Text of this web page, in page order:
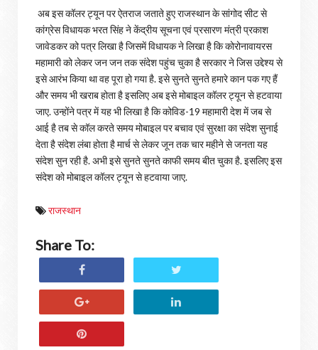
अब इस कॉलर ट्यून पर ऐतराज जताते हुए राजस्थान के सांगोद सीट से
कांग्रेस विधायक भरत सिंह ने केंद्रीय सूचना एवं प्रसारण मंत्री प्रकाश
जावेडकर को पत्र लिखा है जिसमें विधायक ने लिखा है कि कोरोनावायरस
महामारी को लेकर जन जन तक संदेश पहुंच चुका है सरकार ने जिस उद्देश्य से
इसे आरंभ किया था वह पूरा हो गया है. इसे सुनते सुनते हमारे कान पक गए हैं
और समय भी खराब होता है इसलिए अब इसे मोबाइल कॉलर ट्यून से हटवाया
जाए. उन्होंने पत्र में यह भी लिखा है कि कोविड-19 महामारी देश में जब से
आई है तब से कॉल करते समय मोबाइल पर बचाव एवं सुरक्षा का संदेश सुनाई
देता है संदेश लंबा होता है मार्च से लेकर जून तक चार महीने से जनता यह
संदेश सुन रही है. अभी इसे सुनते सुनते काफी समय बीत चुका है. इसलिए इस
संदेश को मोबाइल कॉलर ट्यून से हटवाया जाए.
राजस्थान
Share To: